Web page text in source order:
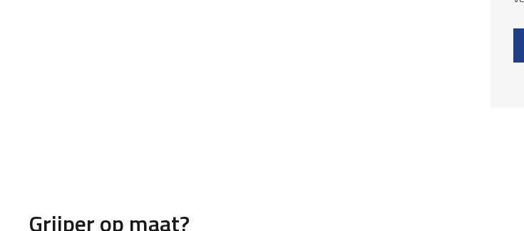
Grijper op maat?